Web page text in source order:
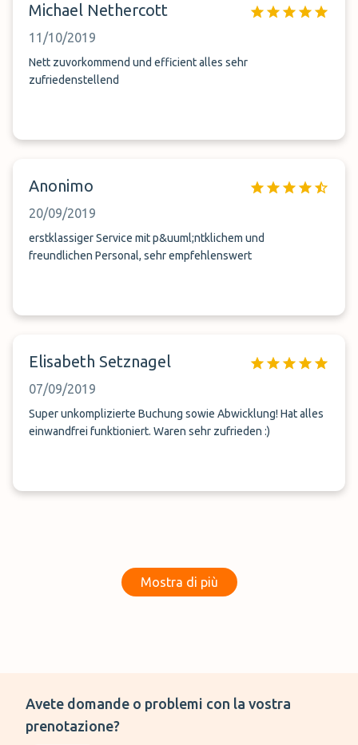
can I solve my issue.
Michael Nethercott
11/10/2019
Nett zuvorkommend und efficient alles sehr
zufriedenstellend
Anonimo
20/09/2019
erstklassiger Service mit p&uuml;ntklichem und
freundlichen Personal, sehr empfehlenswert
Elisabeth Setznagel
07/09/2019
Super unkomplizierte Buchung sowie Abwicklung! Hat alles
einwandfrei funktioniert. Waren sehr zufrieden :)
Mostra di più
Avete domande o problemi con la vostra
prenotazione?